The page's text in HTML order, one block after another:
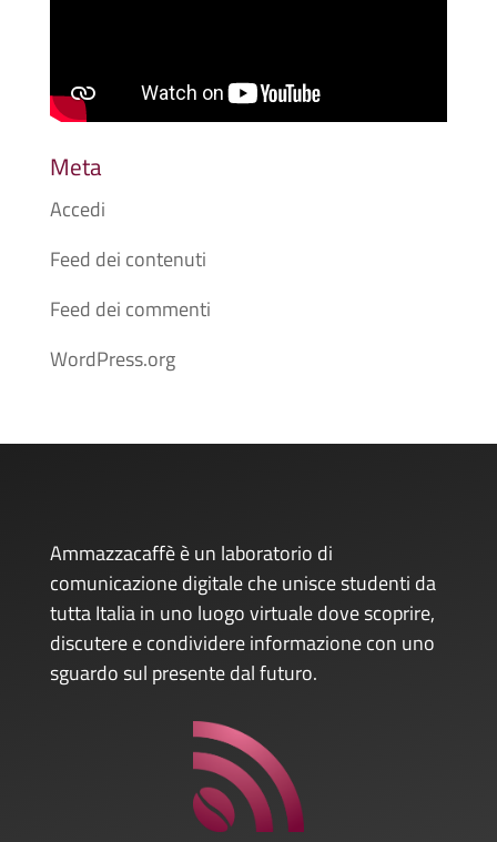
Meta
Accedi
Feed dei contenuti
Feed dei commenti
WordPress.org
Ammazzacaffè è un laboratorio di
comunicazione digitale che unisce studenti da
tutta Italia in uno luogo virtuale dove scoprire,
discutere e condividere informazione con uno
sguardo sul presente dal futuro.